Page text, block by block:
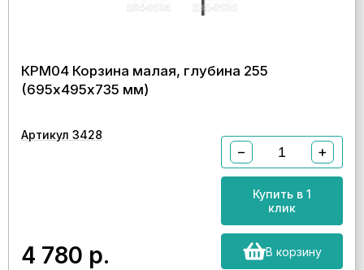
КРМ04 Корзина малая, глубина 255
(695х495х735 мм)
Артикул 3428
4 780 р.
− +
Купить в 1
клик
В корзину